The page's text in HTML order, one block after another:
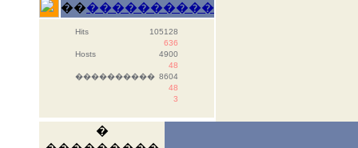
������������
Hits
105128
636
Hosts
4900
48
���������� 8604
48
3
�